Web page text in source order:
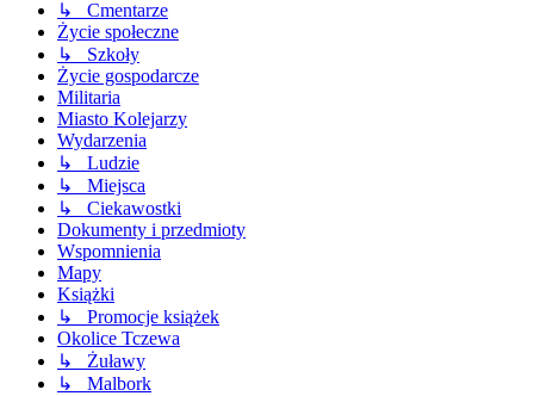
↳ Cmentarze
Życie społeczne
↳ Szkoły
Życie gospodarcze
Militaria
Miasto Kolejarzy
Wydarzenia
↳ Ludzie
↳ Miejsca
↳ Ciekawostki
Dokumenty i przedmioty
Wspomnienia
Mapy
Książki
↳ Promocje książek
Okolice Tczewa
↳ Żuławy
↳ Malbork